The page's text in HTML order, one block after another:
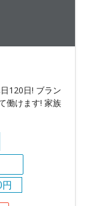
120日! ブラン
働けます! 家族